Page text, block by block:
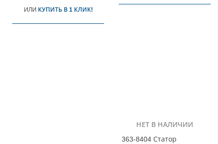
ИЛИ КУПИТЬ В 1 КЛИК!
НЕТ В НАЛИЧИИ
363-8404 Статор